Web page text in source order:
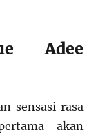
Adee
sensasi rasa
akan